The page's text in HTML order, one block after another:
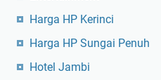
Harga HP Kerinci
Harga HP Sungai Penuh
Hotel Jambi